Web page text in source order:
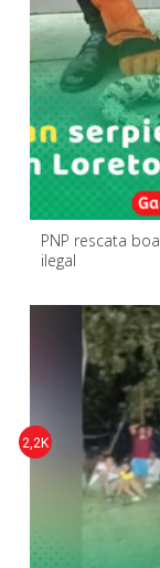
PNP rescata
ilegal
2,2K